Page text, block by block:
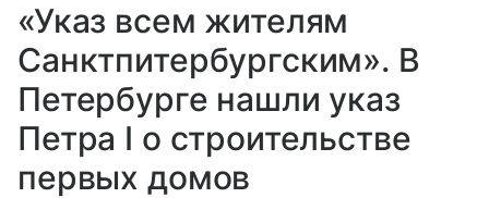
«Указ всем жителям
Санктпитербургским». В
Петербурге нашли указ
Петра I о строительстве
первых домов